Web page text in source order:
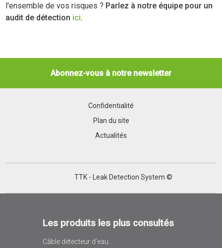
l'ensemble de vos risques ? Parlez à notre équipe pour un
audit de détection ici.
Abonnez-vous à notre newsletter
Confidentialité
Plan du site
Actualités
TTK - Leak Detection System ©
Les produits les plus consultés
Câble détecteur d’eau